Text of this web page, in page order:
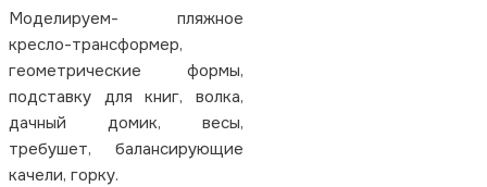
Моделируем- пляжное
кресло-трансформер,
геометрические формы,
подставку для книг, волка,
дачный домик, весы,
требушет, балансирующие
качели, горку.